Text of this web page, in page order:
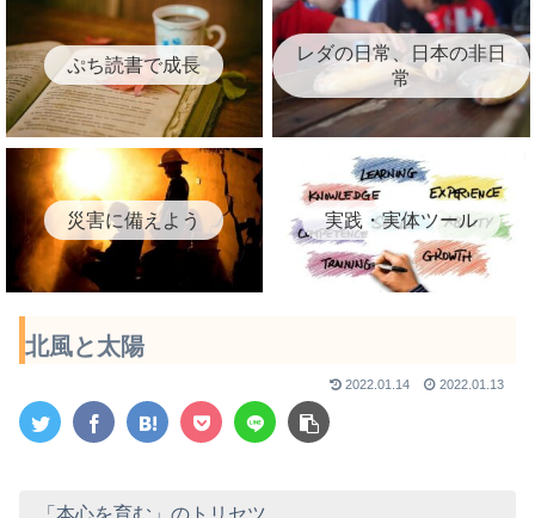
ぷち読書で成長
レダの日常、日本の非日
常
災害に備えよう 実践・実体ツール
北風と太陽
2022.01.14 2022.01.13
「本心を育む」のトリセツ